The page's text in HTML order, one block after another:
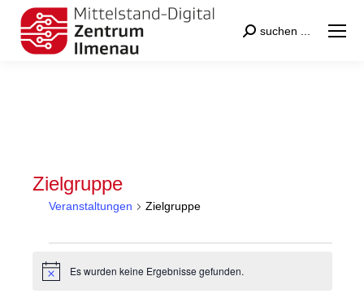
Search:
suchen ...
Zielgruppe
Veranstaltungen Zielgruppe
Veranstaltungen
HinweisEs wurden keine Ergebnisse gefunden.